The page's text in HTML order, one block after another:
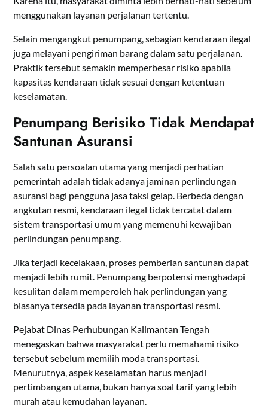
menggunakan layanan perjalanan tertentu.
Selain mengangkut penumpang, sebagian kendaraan ilegal
juga melayani pengiriman barang dalam satu perjalanan.
Praktik tersebut semakin memperbesar risiko apabila
kapasitas kendaraan tidak sesuai dengan ketentuan
keselamatan.
Penumpang Berisiko Tidak Mendapat
Santunan Asuransi
Salah satu persoalan utama yang menjadi perhatian
pemerintah adalah tidak adanya jaminan perlindungan
asuransi bagi pengguna jasa taksi gelap. Berbeda dengan
angkutan resmi, kendaraan ilegal tidak tercatat dalam
sistem transportasi umum yang memenuhi kewajiban
perlindungan penumpang.
Jika terjadi kecelakaan, proses pemberian santunan dapat
menjadi lebih rumit. Penumpang berpotensi menghadapi
kesulitan dalam memperoleh hak perlindungan yang
biasanya tersedia pada layanan transportasi resmi.
Pejabat Dinas Perhubungan Kalimantan Tengah
menegaskan bahwa masyarakat perlu memahami risiko
tersebut sebelum memilih moda transportasi.
Menurutnya, aspek keselamatan harus menjadi
pertimbangan utama, bukan hanya soal tarif yang lebih
murah atau kemudahan layanan.